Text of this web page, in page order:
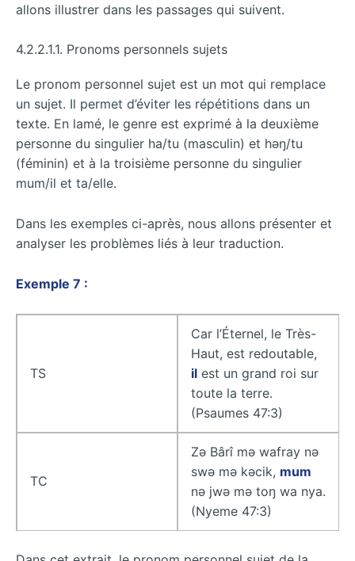
allons illustrer dans les passages qui suivent.
4.2.2.1.1. Pronoms personnels sujets
Le pronom personnel sujet est un mot qui remplace
un sujet. Il permet d’éviter les répétitions dans un
texte. En lamé, le genre est exprimé à la deuxième
personne du singulier ha/tu (masculin) et hǝŋ/tu
(féminin) et à la troisième personne du singulier
mum/il et ta/elle.
Dans les exemples ci-après, nous allons présenter et
analyser les problèmes liés à leur traduction.
Exemple 7 :
TS
Car l’Éternel, le Très-
Haut, est redoutable,
il est un grand roi sur
toute la terre.
(Psaumes 47:3)
TC
Zǝ Bârî mǝ wafray nǝ
swǝ mǝ kǝcik, mum
nǝ jwǝ mǝ toŋ wa nya.
(Nyeme 47:3)